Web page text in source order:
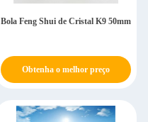
Bola Feng Shui de Cristal K9 50mm
Obtenha o melhor preço